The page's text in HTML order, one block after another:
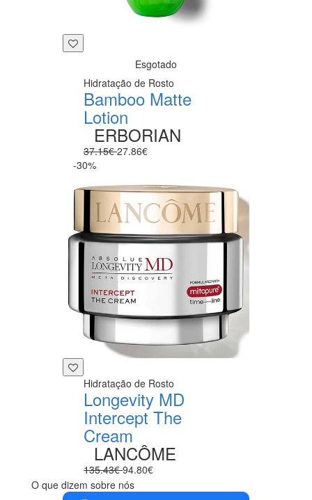
Esgotado
Hidratação de Rosto
Bamboo Matte
Lotion
ERBORIAN
37.15€27.86€
-30%
Hidratação de Rosto
Longevity MD
Intercept The
Cream
LANCÔME
135.43€94.80€
O que dizem sobre nós